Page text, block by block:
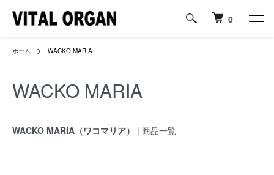
0
ホーム WACKO MARIA
WACKO MARIA
WACKO MARIA（ワコマリア） | 商品一覧